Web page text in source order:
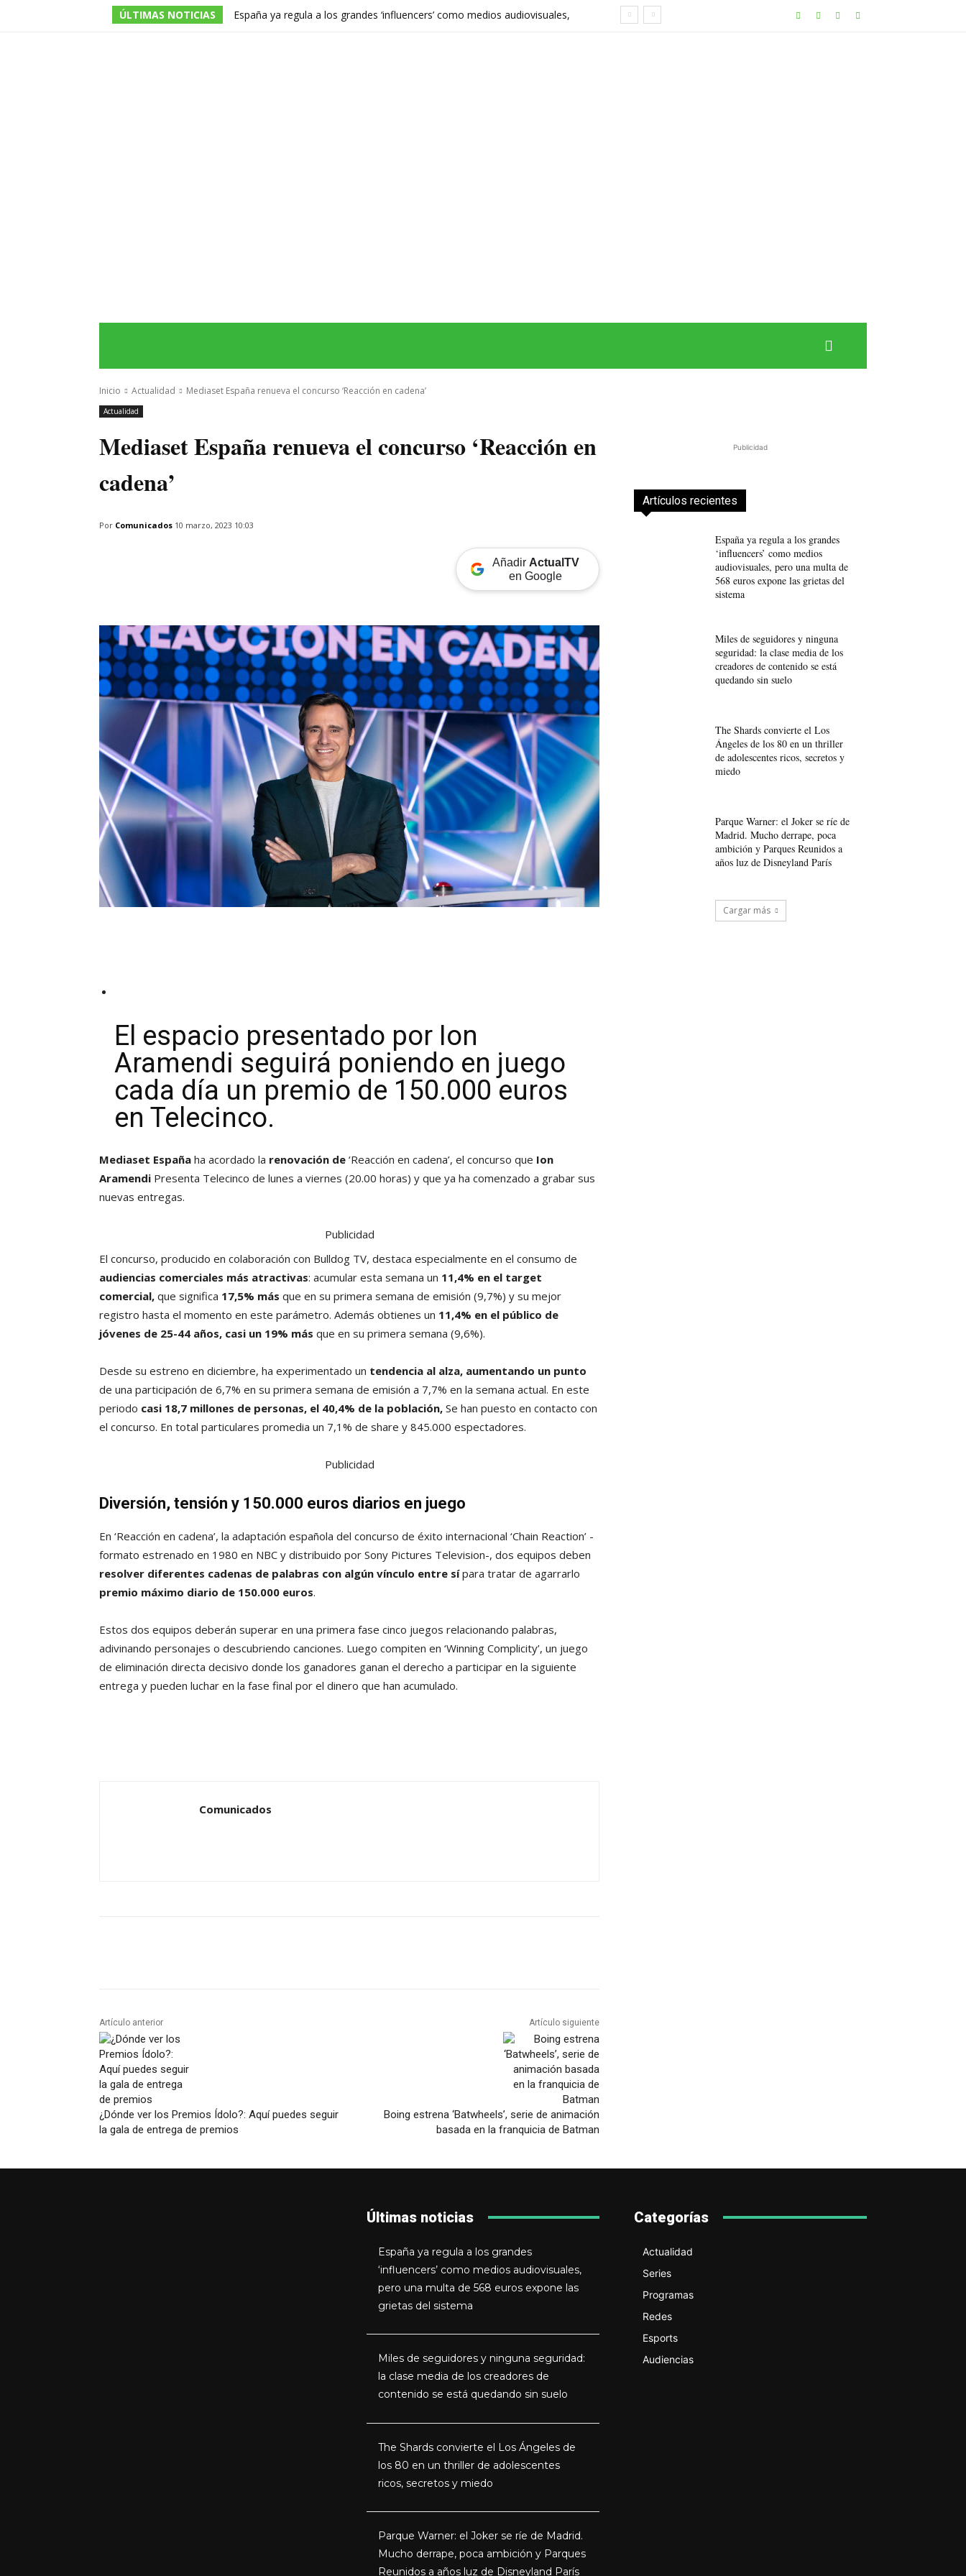
ÚLTIMAS NOTICIAS
España ya regula a los grandes ‘influencers’ como medios audiovisuales,
Inicio Actualidad Mediaset España renueva el concurso ‘Reacción en cadena’
Actualidad
Mediaset España renueva el concurso ‘Reacción en
cadena’
Por Comunicados 10 marzo, 2023 10:03
Añadir ActualTV
en Google
El espacio presentado por Ion
Aramendi seguirá poniendo en juego
cada día un premio de 150.000 euros
en Telecinco.
Mediaset España ha acordado la renovación de ‘Reacción en cadena’, el concurso que Ion
Aramendi Presenta Telecinco de lunes a viernes (20.00 horas) y que ya ha comenzado a grabar sus
nuevas entregas.
Publicidad
El concurso, producido en colaboración con Bulldog TV, destaca especialmente en el consumo de
audiencias comerciales más atractivas: acumular esta semana un 11,4% en el target
comercial, que significa 17,5% más que en su primera semana de emisión (9,7%) y su mejor
registro hasta el momento en este parámetro. Además obtienes un 11,4% en el público de
jóvenes de 25-44 años, casi un 19% más que en su primera semana (9,6%).
Desde su estreno en diciembre, ha experimentado un tendencia al alza, aumentando un punto
de una participación de 6,7% en su primera semana de emisión a 7,7% en la semana actual. En este
periodo casi 18,7 millones de personas, el 40,4% de la población, Se han puesto en contacto con
el concurso. En total particulares promedia un 7,1% de share y 845.000 espectadores.
Publicidad
Diversión, tensión y 150.000 euros diarios en juego
En ‘Reacción en cadena’, la adaptación española del concurso de éxito internacional ‘Chain Reaction’ -
formato estrenado en 1980 en NBC y distribuido por Sony Pictures Television-, dos equipos deben
resolver diferentes cadenas de palabras con algún vínculo entre sípara tratar de agarrarlo
premio máximo diario de 150.000 euros.
Estos dos equipos deberán superar en una primera fase cinco juegos relacionando palabras,
adivinando personajes o descubriendo canciones. Luego compiten en ‘Winning Complicity’, un juego
de eliminación directa decisivo donde los ganadores ganan el derecho a participar en la siguiente
entrega y pueden luchar en la fase final por el dinero que han acumulado.
Comunicados
Artículo anterior
¿Dónde ver los Premios Ídolo?: Aquí puedes seguir
la gala de entrega de premios
Artículo siguiente
Boing estrena ‘Batwheels’, serie de animación
basada en la franquicia de Batman
Publicidad
Artículos recientes
España ya regula a los grandes
‘influencers’ como medios
audiovisuales, pero una multa de
568 euros expone las grietas del
sistema
Miles de seguidores y ninguna
seguridad: la clase media de los
creadores de contenido se está
quedando sin suelo
The Shards convierte el Los
Ángeles de los 80 en un thriller
de adolescentes ricos, secretos y
miedo
Parque Warner: el Joker se ríe de
Madrid. Mucho derrape, poca
ambición y Parques Reunidos a
años luz de Disneyland París
Cargar más
Últimas noticias
España ya regula a los grandes
‘influencers’ como medios audiovisuales,
pero una multa de 568 euros expone las
grietas del sistema
Miles de seguidores y ninguna seguridad:
la clase media de los creadores de
contenido se está quedando sin suelo
The Shards convierte el Los Ángeles de
los 80 en un thriller de adolescentes
ricos, secretos y miedo
Parque Warner: el Joker se ríe de Madrid.
Mucho derrape, poca ambición y Parques
Reunidos a años luz de Disneyland París
Categorías
Actualidad
Series
Programas
Redes
Esports
Audiencias